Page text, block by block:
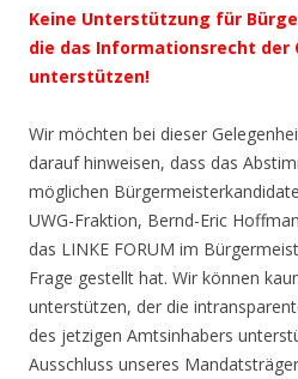
Keine Unterstützung für
die das Informationsrecht
unterstützen!
Wir möchten bei dieser
darauf hinweisen, dass das
möglichen
UWG-Fraktion, Bernd-Eric
das LINKE FORUM im
Frage gestellt hat. Wir können
unterstützen, der die
des jetzigen Amtsinhabers
Ausschluss unseres